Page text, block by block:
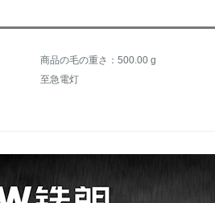
商品の毛の重さ：500.00 g
至急電灯